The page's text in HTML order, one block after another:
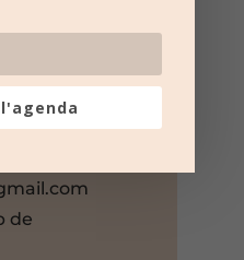
2, Laval-
France,
de